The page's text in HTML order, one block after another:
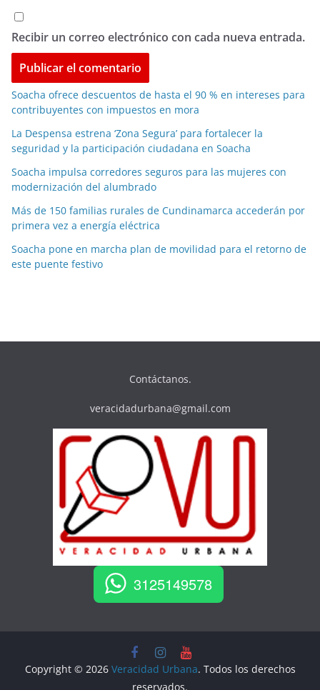
Recibir un correo electrónico con cada nueva entrada.
Soacha ofrece descuentos de hasta el 90 % en intereses para
contribuyentes con impuestos en mora
La Despensa estrena ‘Zona Segura’ para fortalecer la
seguridad y la participación ciudadana en Soacha
Soacha impulsa corredores seguros para las mujeres con
modernización del alumbrado
Más de 150 familias rurales de Cundinamarca accederán por
primera vez a energía eléctrica
Soacha pone en marcha plan de movilidad para el retorno de
este puente festivo
Contáctanos.
veracidadurbana@gmail.com
3125149578
Copyright © 2026 Veracidad Urbana. Todos los derechos
reservados.